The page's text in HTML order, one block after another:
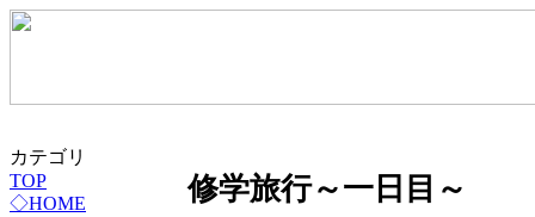
カテゴリ
TOP
◇HOME
修学旅行～一日目～